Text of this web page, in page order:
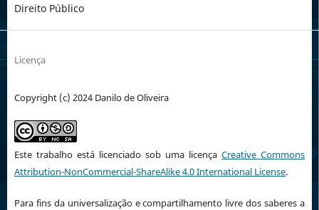
Direito Público
Licença
Copyright (c) 2024 Danilo de Oliveira
Este trabalho está licenciado sob uma licençaCreative Commons
Attribution-NonCommercial-ShareAlike 4.0 International License.
Para fins da universalização e compartilhamento livre dos saberes a